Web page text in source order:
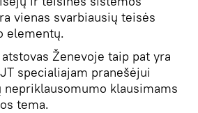
vienas svarbiausių teisės
elementų.
Ženevoje taip pat yra
specialiajam pranešėjui
klausimams
tema.